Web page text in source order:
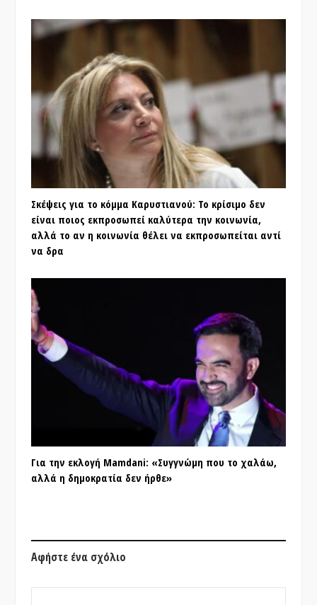
Σκέψεις για το κόμμα Καρυστιανού: Το κρίσιμο δεν
είναι ποιος εκπροσωπεί καλύτερα την κοινωνία,
αλλά το αν η κοινωνία θέλει να εκπροσωπείται αντί
να δρα
Για την εκλογή Mamdani: «Συγγνώμη που το χαλάω,
αλλά η δημοκρατία δεν ήρθε»
Αφήστε ένα σχόλιο